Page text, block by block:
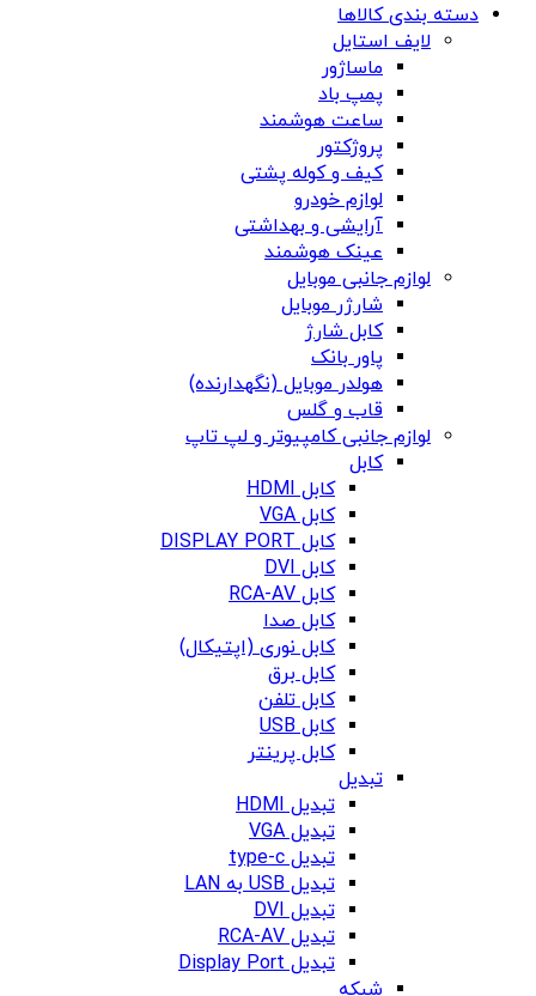
دسته بندی کالاها
لایف استایل
ماساژور
پمپ باد
ساعت هوشمند
پروژکتور
کیف و کوله پشتی
لوازم خودرو
آرایشی و بهداشتی
عینک هوشمند
لوازم جانبی موبایل
شارژر موبایل
کابل شارژ
پاور بانک
هولدر موبایل (نگهدارنده)
قاب و گلس
لوازم جانبی کامپیوتر و لپ تاپ
کابل
کابل HDMI
کابل VGA
کابل DISPLAY PORT
کابل DVI
کابل RCA-AV
کابل صدا
کابل نوری (اپتیکال)
کابل برق
کابل تلفن
کابل USB
کابل پرینتر
تبدیل
تبدیل HDMI
تبدیل VGA
تبدیل type-c
تبدیل USB به LAN
تبدیل DVI
تبدیل RCA-AV
تبدیل Display Port
شبکه